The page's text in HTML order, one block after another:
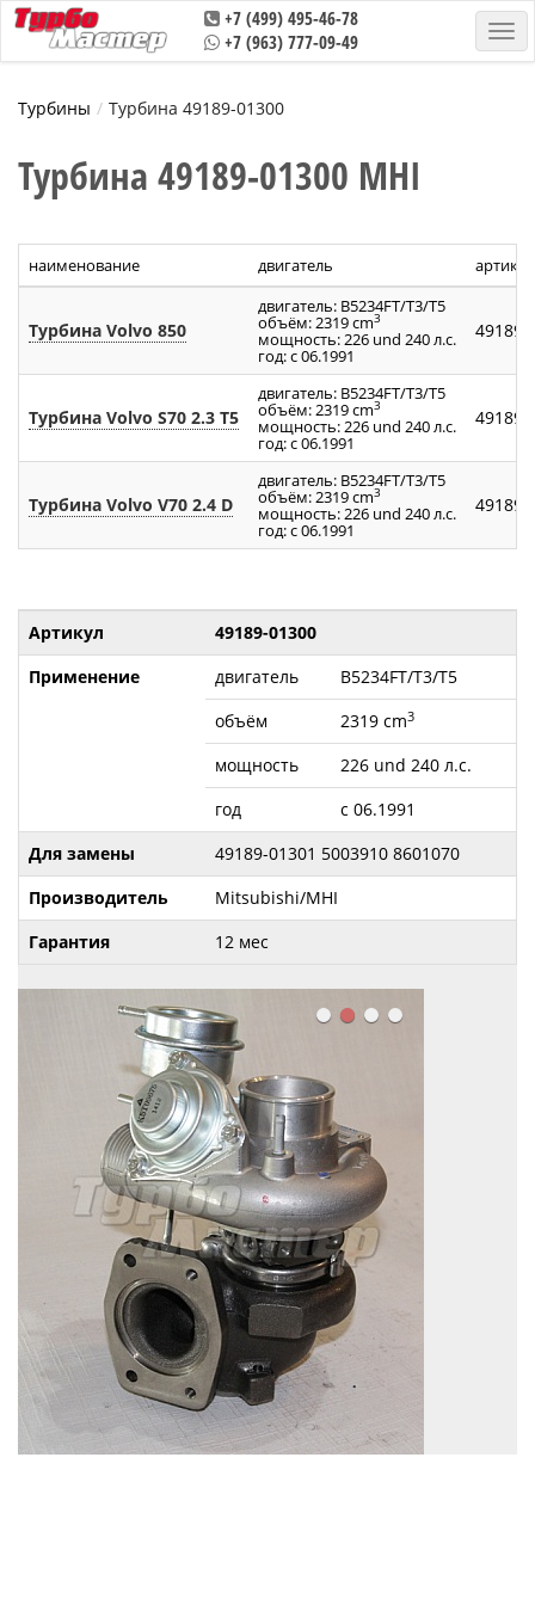
+7 (499) 495-46-78
+7 (963) 777-09-49
Турбины Турбина 49189-01300
Турбина 49189-01300 MHI
наименование двигатель
Турбина Volvo 850
двигатель: B5234FT/T3/T5
объём: 2319 cm3
мощность: 226 und 240 л.с.
год: с 06.1991
49189-
Турбина Volvo S70 2.3 T5
двигатель: B5234FT/T3/T5
объём: 2319 cm3
мощность: 226 und 240 л.с.
год: с 06.1991
49189-
Турбина Volvo V70 2.4 D
двигатель: B5234FT/T3/T5
объём: 2319 cm3
мощность: 226 und 240 л.с.
год: с 06.1991
49189-
Артикул
49189-01300
Применение
двигатель
B5234FT/T3/T5
объём
2319 cm3
мощность
226 und 240 л.с.
год
с 06.1991
Для замены
49189-01301 5003910 8601070
Производитель
Mitsubishi/MHI
Гарантия
12 мес